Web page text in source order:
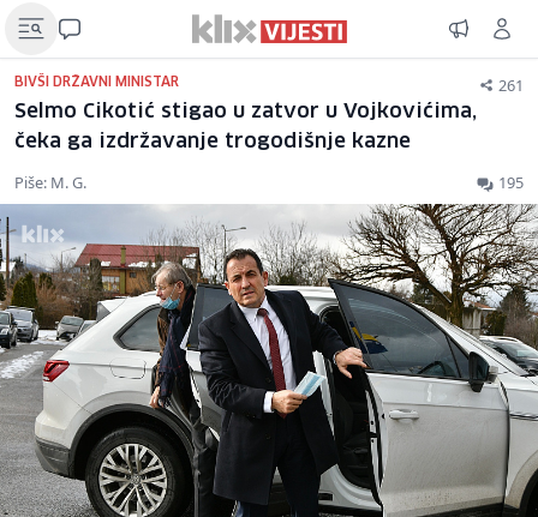
BIVŠI DRŽAVNI MINISTAR 261
Selmo Cikotić stigao u zatvor u Vojkovićima,
čeka ga izdržavanje trogodišnje kazne
Piše: M. G. 195